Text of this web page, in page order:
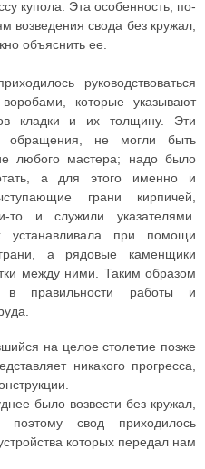
купола. Эта особенность, по-
возведения свода без кружал;
объяснить ее.
руководствоваться
которые указывают
кладки и их толщину. Эти
обращения, не могли быть
любого мастера; надо было
а для этого именно и
грани кирпичей,
и служили указателями.
устанавливала при помощи
а рядовые каменщики
между ними. Таким образом
в правильности работы и
на целое столетие позже
никакого прогресса,
было возвести без кружал,
свод приходилось
которых передал нам